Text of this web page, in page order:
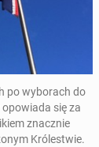
po wyb­o­rach do
opowia­da się za
znacznie
Królest­wie.